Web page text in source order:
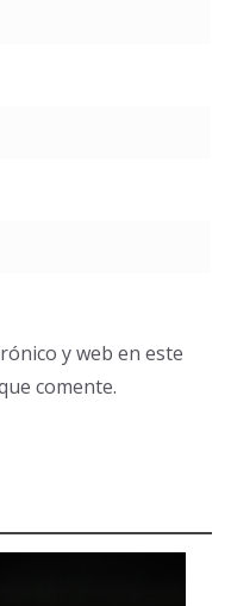
y web en este
comente.